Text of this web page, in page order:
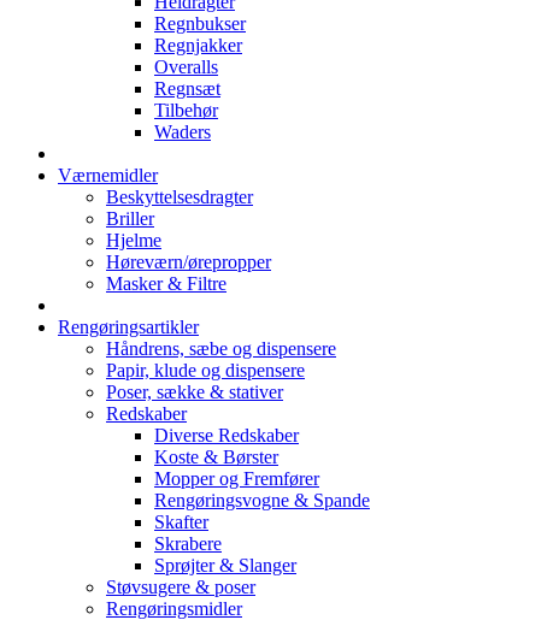
Regnbukser
Regnjakker
Overalls
Regnsæt
Tilbehør
Waders
Værnemidler
Beskyttelsesdragter
Briller
Hjelme
Høreværn/ørepropper
Masker & Filtre
Rengøringsartikler
Håndrens, sæbe og dispensere
Papir, klude og dispensere
Poser, sække & stativer
Redskaber
Diverse Redskaber
Koste & Børster
Mopper og Fremfører
Rengøringsvogne & Spande
Skafter
Skrabere
Sprøjter & Slanger
Støvsugere & poser
Rengøringsmidler